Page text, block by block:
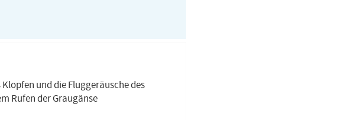
und die Fluggeräusche des
Rufen der Graugänse